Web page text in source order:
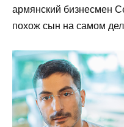
армянский бизнесмен
похож сын на самом